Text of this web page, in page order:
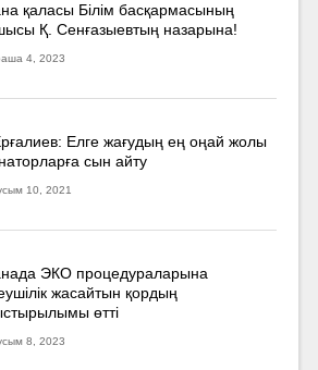
қаласы Білім басқармасының
Қ. Сенғазыевтың назарына!
4, 2023
Елге жағудың ең оңай жолы
сын айту
10, 2021
ЭКО процедураларына
жасайтын қордың
өтті
8, 2023